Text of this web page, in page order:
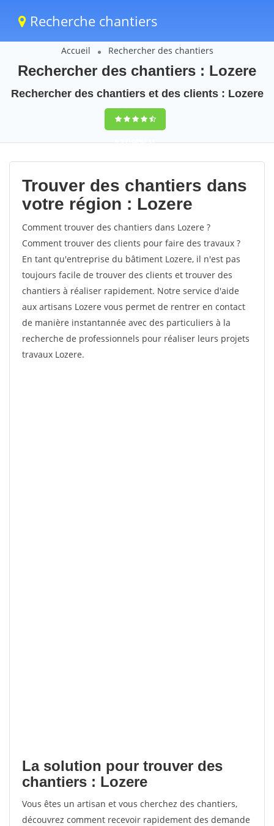
Recherche chantiers
Accueil Rechercher des chantiers
Rechercher des chantiers : Lozere
Rechercher des chantiers et des clients : Lozere
9,5(100%)31
votes
Trouver des chantiers dans
votre région : Lozere
Comment trouver des chantiers dans Lozere ?
Comment trouver des clients pour faire des travaux ?
En tant qu'entreprise du bâtiment Lozere, il n'est pas
toujours facile de trouver des clients et trouver des
chantiers à réaliser rapidement. Notre service d'aide
aux artisans Lozere vous permet de rentrer en contact
de manière instantannée avec des particuliers à la
recherche de professionnels pour réaliser leurs projets
travaux Lozere.
La solution pour trouver des
chantiers : Lozere
Vous êtes un artisan et vous cherchez des chantiers,
découvrez comment recevoir rapidement des demande